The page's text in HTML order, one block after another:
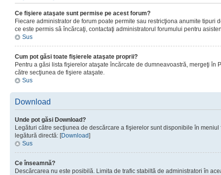
Ce fişiere ataşate sunt permise pe acest forum?
Fiecare administrator de forum poate permite sau restricţiona anumite tipuri
ce este permis sâ încărcaţi, contactaţi administratorul forumului pentru
Sus
Cum pot găsi toate fişierele ataşate proprii?
Pentru a găsi lista fişierelor ataşate încărcate de dumneavoastră, mergeţi în
către secţiunea de fişiere ataşate.
Sus
Download
Unde pot găsi Download?
Legături către secţiunea de descărcare a fişierelor sunt disponibile în
legătură directă: [Download]
Sus
Ce înseamnă?
Descărcarea nu este posibilă. Limita de trafic stabiltă de administratori în